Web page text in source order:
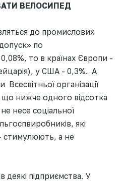
ВЕЛОСИПЕД
до промислових
по
то в країнах Європи -
у США - 0,3%. А
організації
нижче одного відсотка
несе соціальної
які
стимулюють, а не
деякі підприємства. У